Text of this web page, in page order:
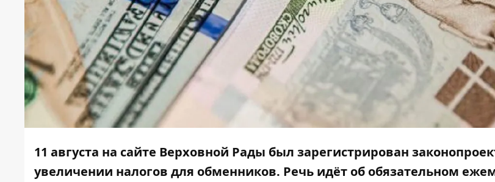
11 августа на сайте Верховной Рады был зарегистрирован
увеличении налогов для обменников. Речь идёт об обязательном